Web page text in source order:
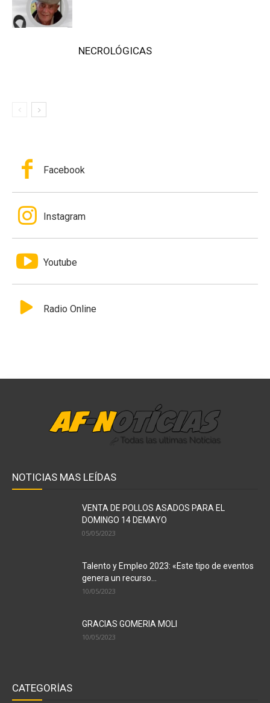
NECROLÓGICAS
Facebook
Instagram
Youtube
Radio Online
NOTICIAS MAS LEÍDAS
VENTA DE POLLOS ASADOS PARA EL
DOMINGO 14 DEMAYO
05/05/2023
Talento y Empleo 2023: «Este tipo de eventos
genera un recurso...
10/05/2023
GRACIAS GOMERIA MOLI
10/05/2023
CATEGORÍAS